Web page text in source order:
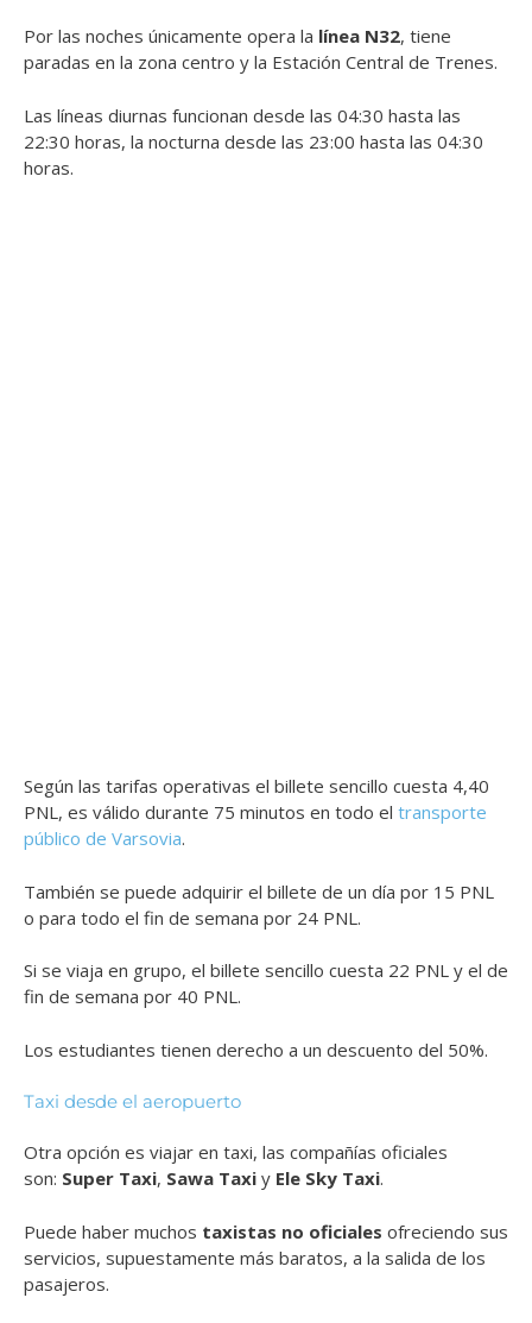
Por las noches únicamente opera la línea N32, tiene
paradas en la zona centro y la Estación Central de Trenes.
Las líneas diurnas funcionan desde las 04:30 hasta las
22:30 horas, la nocturna desde las 23:00 hasta las 04:30
horas.
Según las tarifas operativas el billete sencillo cuesta 4,40
PNL, es válido durante 75 minutos en todo el transporte
público de Varsovia.
También se puede adquirir el billete de un día por 15 PNL
o para todo el fin de semana por 24 PNL.
Si se viaja en grupo, el billete sencillo cuesta 22 PNL y el de
fin de semana por 40 PNL.
Los estudiantes tienen derecho a un descuento del 50%.
Taxi desde el aeropuerto
Otra opción es viajar en taxi, las compañías oficiales
son: Super Taxi, Sawa Taxi y Ele Sky Taxi.
Puede haber muchos taxistas no oficiales ofreciendo sus
servicios, supuestamente más baratos, a la salida de los
pasajeros.